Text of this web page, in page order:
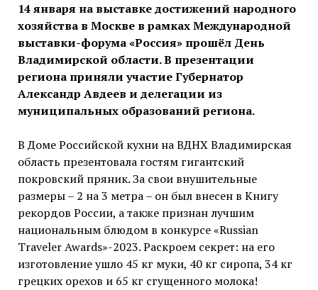
14 января на выставке достижений народного
хозяйства в Москве в рамках Международной
выставки-форума «Россия» прошёл День
Владимирской области. В презентации
региона приняли участие Губернатор
Александр Авдеев и делегации из
муниципальных образований региона.
В Доме Российской кухни на ВДНХ Владимирская
область презентовала гостям гигантский
покровский пряник. За свои внушительные
размеры – 2 на 3 метра – он был внесен в Книгу
рекордов России, а также признан лучшим
национальным блюдом в конкурсе «Russian
Traveler Awards»-2023. Раскроем секрет: на его
изготовление ушло 45 кг муки, 40 кг сиропа, 34 кг
грецких орехов и 65 кг сгущенного молока!